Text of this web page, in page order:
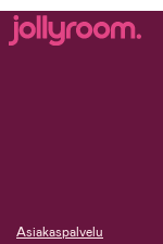
Asiakaspalvelu